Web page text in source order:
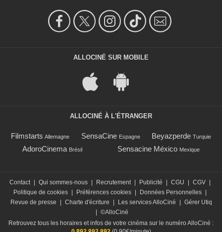
ALLOCINÉ SUR MOBILE
ALLOCINÉ À L'ÉTRANGER
Filmstarts Allemagne SensaCine Espagne Beyazperde Turquie
AdoroCinema Brésil Sensacine México Mexique
Contact | Qui sommes-nous | Recrutement | Publicité | CGU | CGV |
Politique de cookies | Préférences cookies | Données Personnelles |
Revue de presse
| Charte d'écriture | Les services AlloCiné | Gérer Utiq
| ©AlloCiné
Retrouvez tous les horaires et infos de votre cinéma sur le numéro AlloCiné :